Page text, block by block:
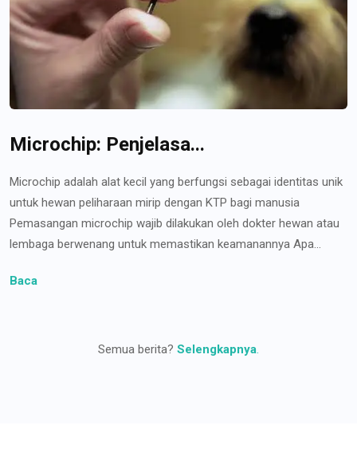
Microchip: Penjelasa...
Microchip adalah alat kecil yang berfungsi sebagai identitas unik
untuk hewan peliharaan mirip dengan KTP bagi manusia
Pemasangan microchip wajib dilakukan oleh dokter hewan atau
lembaga berwenang untuk memastikan keamanannya Apa...
Baca
Semua berita? Selengkapnya